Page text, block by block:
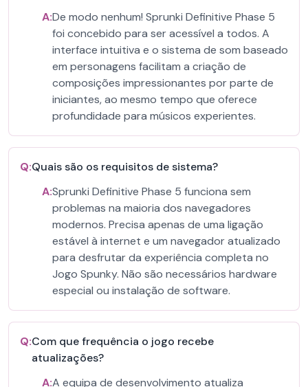
A:De modo nenhum! Sprunki Definitive Phase 5
foi concebido para ser acessível a todos. A
interface intuitiva e o sistema de som baseado
em personagens facilitam a criação de
composições impressionantes por parte de
iniciantes, ao mesmo tempo que oferece
profundidade para músicos experientes.
Q:Quais são os requisitos de sistema?
A:Sprunki Definitive Phase 5 funciona sem
problemas na maioria dos navegadores
modernos. Precisa apenas de uma ligação
estável à internet e um navegador atualizado
para desfrutar da experiência completa no
Jogo Spunky. Não são necessários hardware
especial ou instalação de software.
Q:Com que frequência o jogo recebe
atualizações?
A:A equipa de desenvolvimento atualiza